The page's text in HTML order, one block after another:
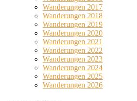
Wanderungen 2017
Wanderungen 2018
Wanderungen 2019
Wanderungen 2020
Wanderungen 2021
Wanderungen 2022
Wanderungen 2023
Wanderungen 2024
Wanderungen 2025
Wanderungen 2026